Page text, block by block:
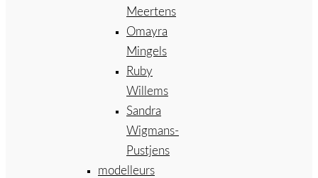
Meertens
Omayra
Mingels
Ruby
Willems
Sandra
Wigmans-
Pustjens
modelleurs